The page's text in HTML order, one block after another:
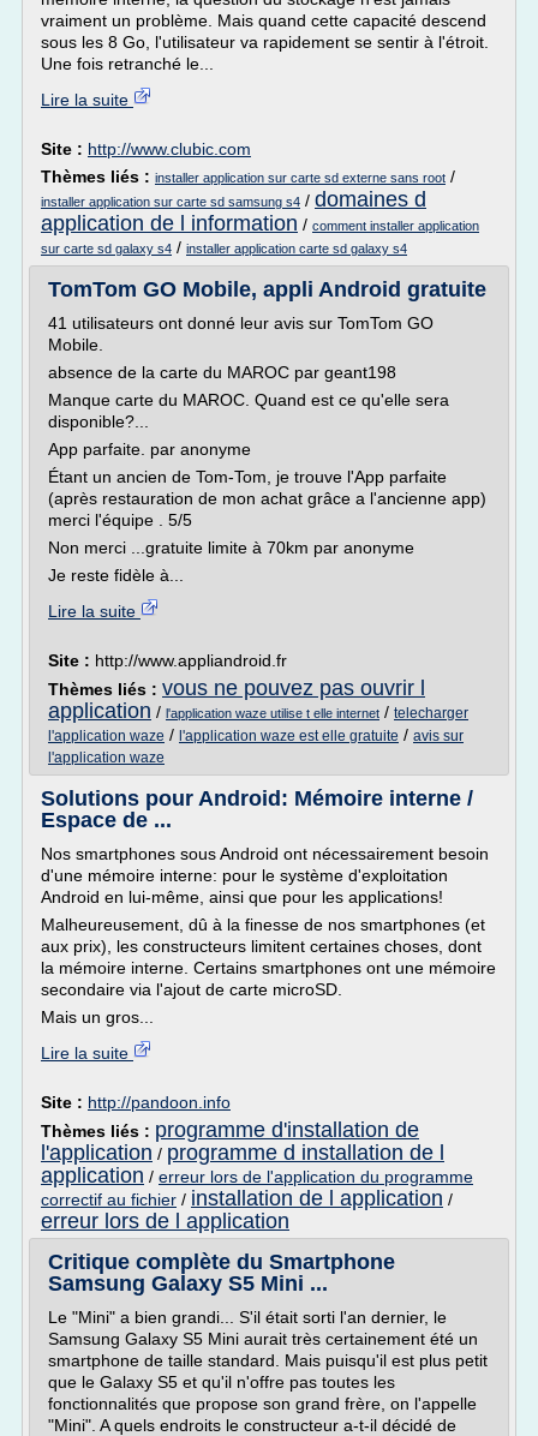
vraiment un problème. Mais quand cette capacité descend
sous les 8 Go, l'utilisateur va rapidement se sentir à l'étroit.
Une fois retranché le...
Lire la suite
Site : http://www.clubic.com
Thèmes liés : installer application sur carte sd externe sans root /
installer application sur carte sd samsung s4 / domaines d
application de l information / comment installer application
sur carte sd galaxy s4 / installer application carte sd galaxy s4
TomTom GO Mobile, appli Android gratuite
41 utilisateurs ont donné leur avis sur TomTom GO
Mobile.
absence de la carte du MAROC par geant198
Manque carte du MAROC. Quand est ce qu'elle sera
disponible?...
App parfaite. par anonyme
Étant un ancien de Tom-Tom, je trouve l'App parfaite
(après restauration de mon achat grâce a l'ancienne app)
merci l'équipe . 5/5
Non merci ...gratuite limite à 70km par anonyme
Je reste fidèle à...
Lire la suite
Site : http://www.appliandroid.fr
Thèmes liés : vous ne pouvez pas ouvrir l
application / l'application waze utilise t elle internet / telecharger
l'application waze / l'application waze est elle gratuite / avis sur
l'application waze
Solutions pour Android: Mémoire interne /
Espace de ...
Nos smartphones sous Android ont nécessairement besoin
d'une mémoire interne: pour le système d'exploitation
Android en lui-même, ainsi que pour les applications!
Malheureusement, dû à la finesse de nos smartphones (et
aux prix), les constructeurs limitent certaines choses, dont
la mémoire interne. Certains smartphones ont une mémoire
secondaire via l'ajout de carte microSD.
Mais un gros...
Lire la suite
Site : http://pandoon.info
Thèmes liés : programme d'installation de
l'application / programme d installation de l
application / erreur lors de l'application du programme
correctif au fichier / installation de l application /
erreur lors de l application
Critique complète du Smartphone
Samsung Galaxy S5 Mini ...
Le "Mini" a bien grandi... S'il était sorti l'an dernier, le
Samsung Galaxy S5 Mini aurait très certainement été un
smartphone de taille standard. Mais puisqu'il est plus petit
que le Galaxy S5 et qu'il n'offre pas toutes les
fonctionnalités que propose son grand frère, on l'appelle
"Mini". A quels endroits le constructeur a-t-il décidé de